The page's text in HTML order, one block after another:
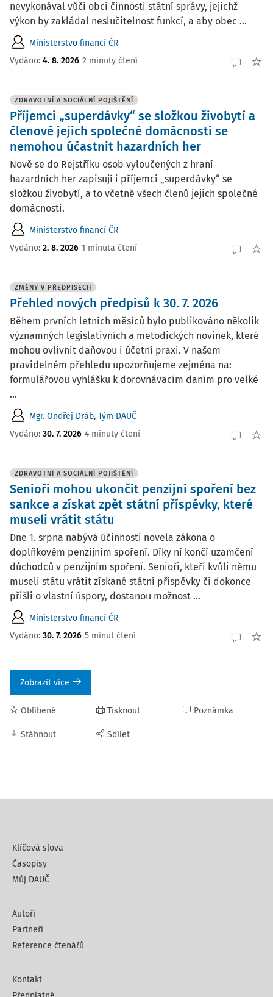
nevykonával vůči obci činnosti státní správy, jejichž
výkon by zakládal neslučitelnost funkcí, a aby obec ...
Ministerstvo financí ČR
Vydáno: 4. 8. 2026 2 minuty čtení
ZDRAVOTNÍ A SOCIÁLNÍ POJIŠTĚNÍ
Příjemci „superdávky“ se složkou živobytí a
členové jejich společné domácnosti se
nemohou účastnit hazardních her
Nově se do Rejstříku osob vyloučených z hraní
hazardních her zapisují i příjemci „superdávky“ se
složkou živobytí, a to včetně všech členů jejich společné
domácnosti.
Ministerstvo financí ČR
Vydáno: 2. 8. 2026 1 minuta čtení
ZMĚNY V PŘEDPISECH
Přehled nových předpisů k 30. 7. 2026
Během prvních letních měsíců bylo publikováno několik
významných legislativních a metodických novinek, které
mohou ovlivnit daňovou i účetní praxi. V našem
pravidelném přehledu upozorňujeme zejména na:
formulářovou vyhlášku k dorovnávacím daním pro velké
...
Mgr. Ondřej Dráb, Tým DAUČ
Vydáno: 30. 7. 2026 4 minuty čtení
ZDRAVOTNÍ A SOCIÁLNÍ POJIŠTĚNÍ
Senioři mohou ukončit penzijní spoření bez
sankce a získat zpět státní příspěvky, které
museli vrátit státu
Dne 1. srpna nabývá účinnosti novela zákona o
doplňkovém penzijním spoření. Díky ní končí uzamčení
důchodců v penzijním spoření. Senioři, kteří kvůli němu
museli státu vrátit získané státní příspěvky či dokonce
přišli o vlastní úspory, dostanou možnost ...
Ministerstvo financí ČR
Vydáno: 30. 7. 2026 5 minut čtení
Zobrazit více
Oblíbené
Stáhnout
Tisknout
Sdílet
Poznámka
Klíčová slova
Časopisy
Můj DAUČ
Autoři
Partneři
Reference čtenářů
Kontakt